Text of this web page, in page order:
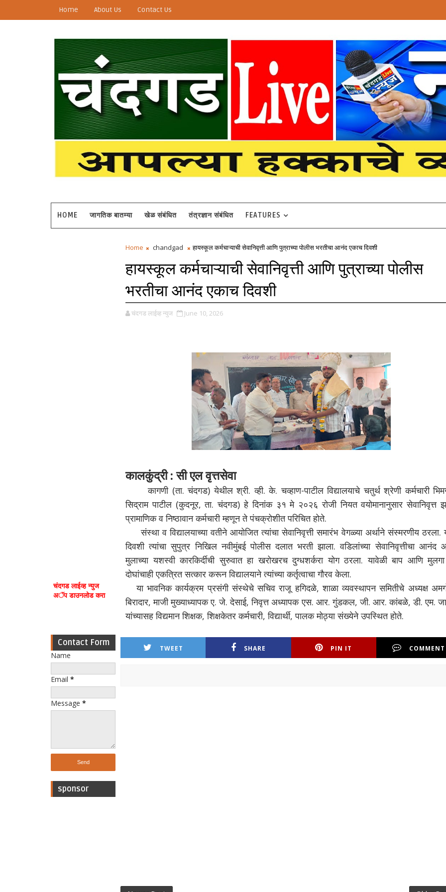
Home About Us Contact Us
HOME जागतिक बातम्या खेळ संबंधित तंत्रज्ञान संबंधित FEATURES
चंदगड लाईव्ह न्युज
अॅप डाउनलोड करा
Contact Form
Name
Email *
Message *
sponsor
Home chandgad हायस्कूल कर्मचाऱ्याची सेवानिवृत्ती आणि पुत्राच्या पोलीस भरतीचा आनंद एकाच दिवशी
हायस्कूल कर्मचाऱ्याची सेवानिवृत्ती आणि पुत्राच्या पोलीस
भरतीचा आनंद एकाच दिवशी
चंदगड लाईव्ह न्युज June 10, 2026
कालकुंद्री : सी एल वृत्तसेवा
कागणी (ता. चंदगड) येथील श्री. व्ही. के. चव्हाण-पाटील विद्यालयाचे चतुर्थ श्रेणी कर्मचारी
सिद्राम पाटील (कुदनूर, ता. चंदगड) हे दिनांक ३१ मे २०२६ रोजी नियत वयोमानानुसार सेवानिवृत्त
प्रामाणिक व निष्ठावान कर्मचारी म्हणून ते पंचक्रोशीत परिचित होते.
संस्था व विद्यालयाच्या वतीने आयोजित त्यांचा सेवानिवृत्ती समारंभ वेगळ्या अर्थाने संस्मरणीय ठरला.
दिवशी त्यांचा सुपुत्र निखिल नवीमुंबई पोलीस दलात भरती झाला. वडिलांच्या सेवानिवृत्तीचा आनंद
मुलाच्या यशस्वी कारकिर्दीची सुरुवात हा खरोखरच दुग्धशर्करा योग ठरला. यावेळी बाप आणि
दोघांचाही एकत्रित सत्कार करून विद्यालयाने त्यांच्या कर्तृत्वाचा गौरव केला.
या भावनिक कार्यक्रम प्रसंगी संस्थेचे सचिव राजू हगिदळे, शाळा व्यवस्थापन समितीचे अध्यक्ष
बिरादार, माजी मुख्याध्यापक ए. जे. देसाई, निवृत्त अध्यापक एस. आर. गुंडकल, जी. आर. कांबळे, डी. एम.
यांच्यासह विद्यमान शिक्षक, शिक्षकेतर कर्मचारी, विद्यार्थी, पालक मोठ्या संख्येने उपस्थित होते.
TWEET SHARE PIN IT COMMENT